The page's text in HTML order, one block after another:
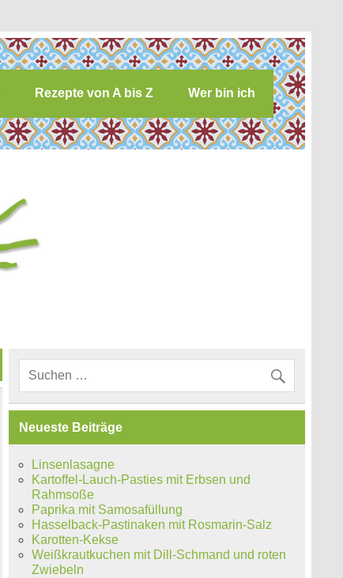
Rezepte von A bis Z Wer bin ich
Neueste Beiträge
Linsenlasagne
Kartoffel-Lauch-Pasties mit Erbsen und
Rahmsoße
Paprika mit Samosafüllung
Hasselback-Pastinaken mit Rosmarin-Salz
Karotten-Kekse
Weißkrautkuchen mit Dill-Schmand und roten
Zwiebeln